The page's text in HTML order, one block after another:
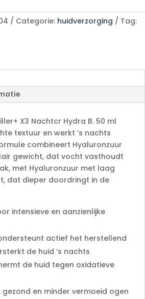
Categorie: huidverzorging
Tag:
X3 Nachtcr Hydra B. 50 ml
textuur en werkt ’s nachts
combineert Hyaluronzuur
gewicht, dat vocht vasthoudt
met Hyaluronzuur met laag
dat dieper doordringt in de
intensieve en aanzienlijke
actief het herstellend
de huid ’s nachts
de huid tegen oxidatieve
gezond en minder vermoeid ogen